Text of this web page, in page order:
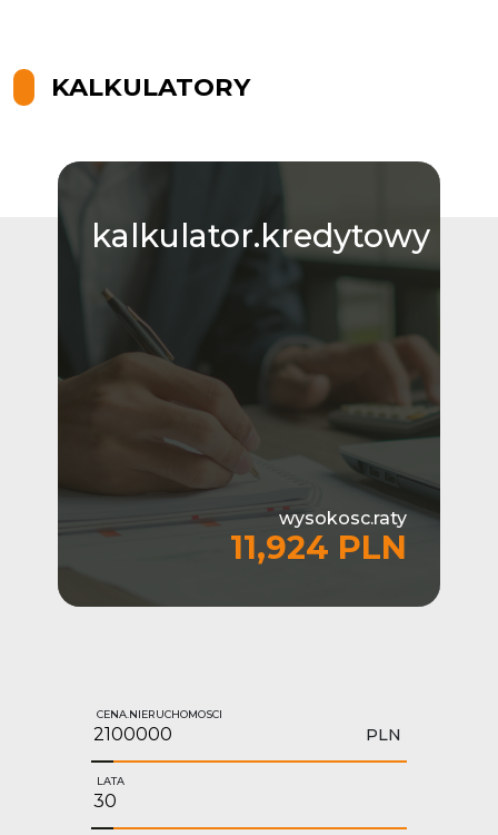
KALKULATORY
kalkulator.kredytowy
wysokosc.raty
11,924 PLN
CENA.NIERUCHOMOSCI
PLN
LATA